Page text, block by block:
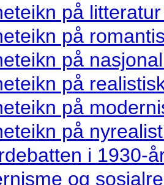
på
på
på
på
på
på
i 1930-
og